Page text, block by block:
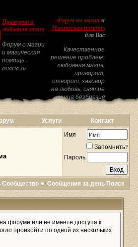
Приворот и
любовная магия
Форум о магии
и магическая
помощь -
astarta.su
Форум по магиии
Магическая помощь
для Вас
Качественное
решение проблем:
любовная магия,
приворот,
отворот, заговор
на любовь, снятие
венца безбрачия
Услуги Контакт
Имя
Запомнить?
Пароль
Сообщество Сообщения за день Поиск
форуме или не имеете доступа к
произойти по одной из нескольких